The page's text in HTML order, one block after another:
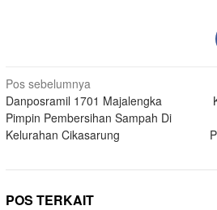
Navigasi
pos
Pos sebelumnya
Danposramil 1701 Majalengka
Pimpin Pembersihan Sampah Di
Kelurahan Cikasarung
POS TERKAIT